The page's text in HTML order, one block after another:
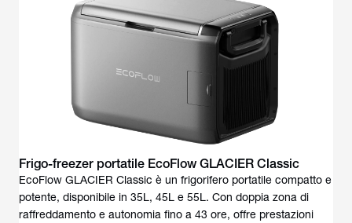
Frigo-freezer portatile EcoFlow GLACIER Classic
EcoFlow GLACIER Classic è un frigorifero portatile compatto e
potente, disponibile in 35L, 45L e 55L. Con doppia zona di
raffreddamento e autonomia fino a 43 ore, offre prestazioni